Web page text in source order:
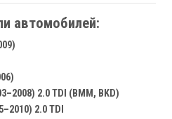
автомобилей:
2.0 TDI (BMM, BKD)
2.0 TDI